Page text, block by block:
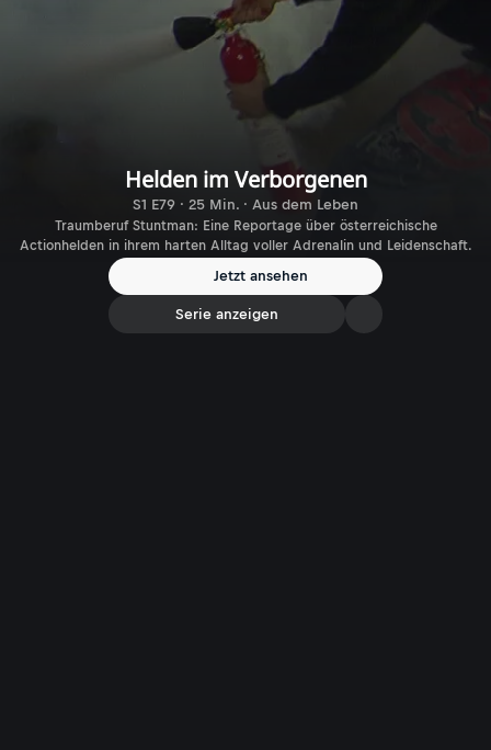
Helden im Verborgenen
S1 E79 · 25 Min. · Aus dem Leben
Traumberuf Stuntman: Eine Reportage über österreichische
Actionhelden in ihrem harten Alltag voller Adrenalin und Leidenschaft.
Jetzt ansehen
Serie anzeigen